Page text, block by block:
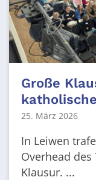
Große
25. März 2026
In Leiwen
Overhead
Klausur. ...